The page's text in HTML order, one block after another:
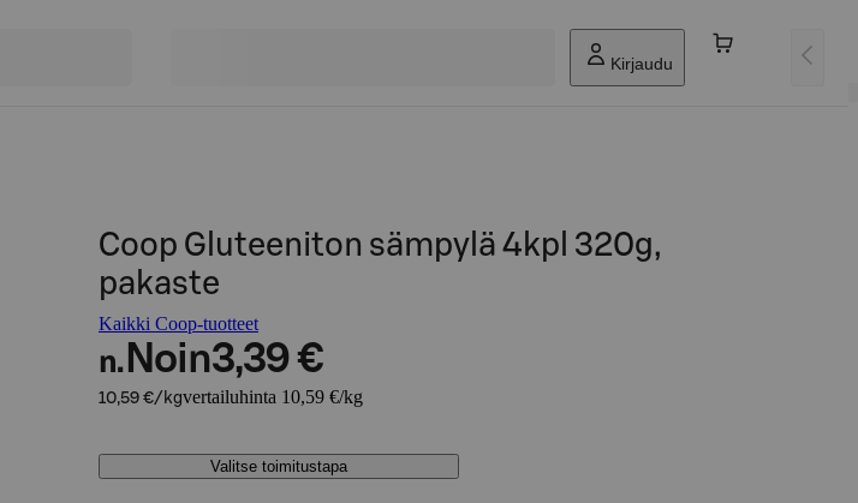
Kirjaudu
Coop Gluteeniton sämpylä 4kpl 320g,
pakaste
Kaikki Coop-tuotteet
n. Noin3,39 €
10,59 €/kgvertailuhinta 10,59 €/kg
Valitse toimitustapa